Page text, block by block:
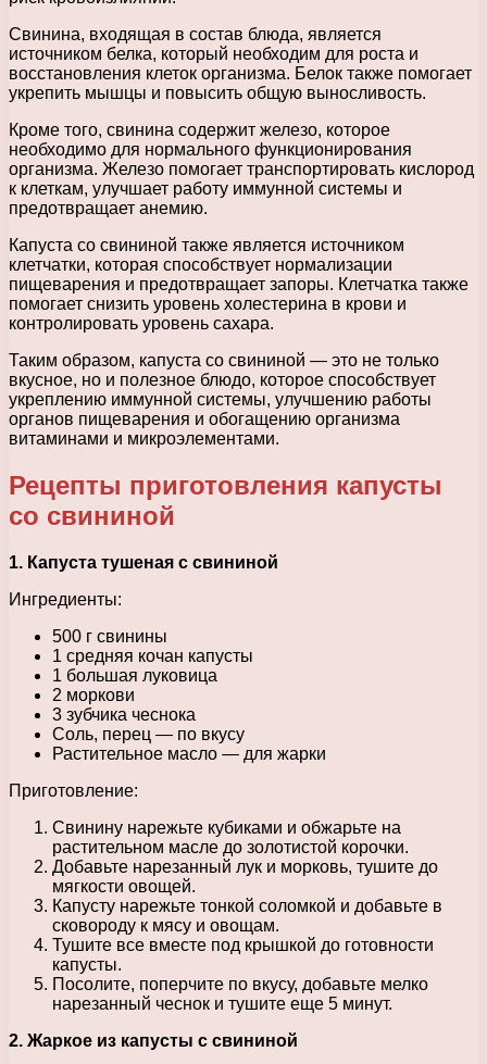
Свинина, входящая в состав блюда, является
источником белка, который необходим для роста и
восстановления клеток организма. Белок также помогает
укрепить мышцы и повысить общую выносливость.
Кроме того, свинина содержит железо, которое
необходимо для нормального функционирования
организма. Железо помогает транспортировать кислород
к клеткам, улучшает работу иммунной системы и
предотвращает анемию.
Капуста со свининой также является источником
клетчатки, которая способствует нормализации
пищеварения и предотвращает запоры. Клетчатка также
помогает снизить уровень холестерина в крови и
контролировать уровень сахара.
Таким образом, капуста со свининой — это не только
вкусное, но и полезное блюдо, которое способствует
укреплению иммунной системы, улучшению работы
органов пищеварения и обогащению организма
витаминами и микроэлементами.
Рецепты приготовления капусты
со свининой
1. Капуста тушеная с свининой
Ингредиенты:
500 г свинины
1 средняя кочан капусты
1 большая луковица
2 моркови
3 зубчика чеснока
Соль, перец — по вкусу
Растительное масло — для жарки
Приготовление:
Свинину нарежьте кубиками и обжарьте на
растительном масле до золотистой корочки.
Добавьте нарезанный лук и морковь, тушите до
мягкости овощей.
Капусту нарежьте тонкой соломкой и добавьте в
сковороду к мясу и овощам.
Тушите все вместе под крышкой до готовности
капусты.
Посолите, поперчите по вкусу, добавьте мелко
нарезанный чеснок и тушите еще 5 минут.
2. Жаркое из капусты с свининой